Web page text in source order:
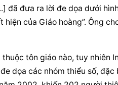
đã đưa ra lời đe dọa dưới
của Giáo hoàng”. Ông
tôn giáo nào, tuy nhiên
dọa các nhóm thiểu số,